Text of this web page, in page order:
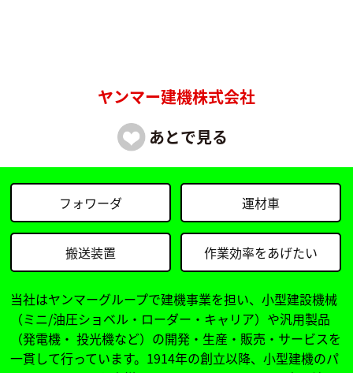
ヤンマー建機株式会社
フォワーダ 運材車
搬送装置 作業効率をあげたい
当社はヤンマーグループで建機事業を担い、小型建設機械
（ミニ/油圧ショベル・ローダー・キャリア）や汎用製品
（発電機・ 投光機など）の開発・生産・販売・サービスを
一貫して行っています。1914年の創立以降、小型建機のパ